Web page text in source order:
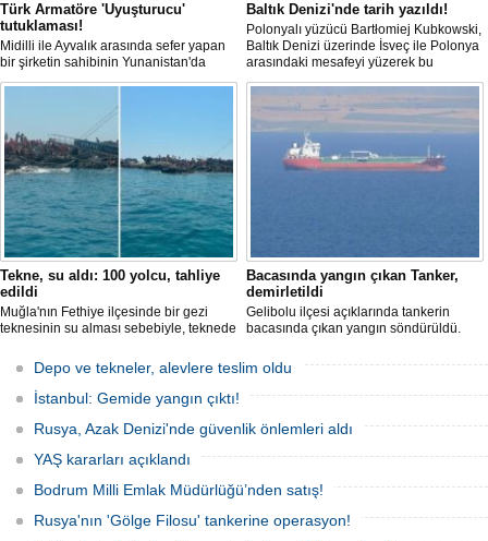
Türk Armatöre 'Uyuşturucu'
tutuklaması!
Midilli ile Ayvalık arasında sefer yapan
bir şirketin sahibinin Yunanistan'da
tutuklandığı bildirildi.
Baltık Denizi'nde tarih yazıldı!
Polonyalı yüzücü Bartłomiej Kubkowski,
Baltık Denizi üzerinde İsveç ile Polonya
arasındaki mesafeyi yüzerek bu
başarının ilk örneği olarak tarihe geçti.
Tekne, su aldı: 100 yolcu, tahliye
edildi
Muğla'nın Fethiye ilçesinde bir gezi
teknesinin su alması sebebiyle, teknede
teknenin batmaması için bölgede
kurtarma çalışması başlatıldı.
Bacasında yangın çıkan Tanker,
demirletildi
Gelibolu ilçesi açıklarında tankerin
bacasında çıkan yangın söndürüldü.
Sahası'na demirletildi.
Depo ve tekneler, alevlere teslim oldu
İstanbul: Gemide yangın çıktı!
Rusya, Azak Denizi'nde güvenlik önlemleri aldı
YAŞ kararları açıklandı
Bodrum Milli Emlak Müdürlüğü’nden satış!
Rusya'nın 'Gölge Filosu' tankerine operasyon!